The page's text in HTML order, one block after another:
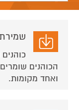
הכוהנים
ואחד מקומות.